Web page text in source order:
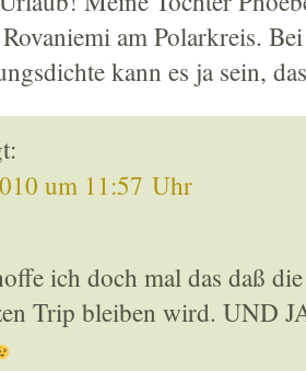
am Polarkreis.
kann es ja sein,
um 11:57 Uhr
ich doch mal das daß
Trip bleiben wird. UND